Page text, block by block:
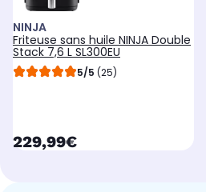
NINJA
Friteuse sans huile NINJA Double
Stack 7,6 L SL300EU
5/5 (25)
currentPrice
229,99€